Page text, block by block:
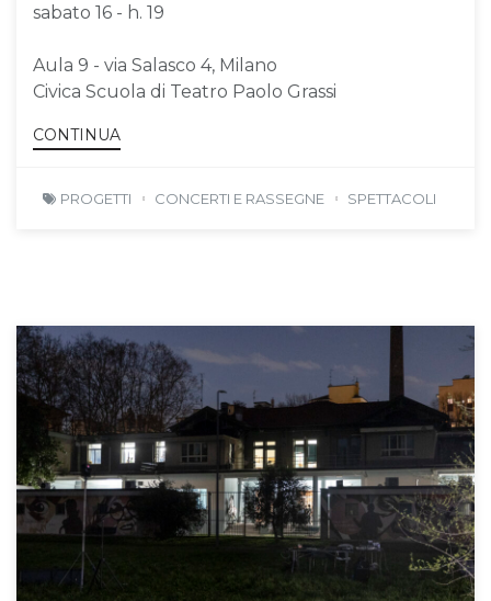
sabato 16 - h. 19
Aula 9 - via Salasco 4, Milano
Civica Scuola di Teatro Paolo Grassi
CONTINUA
PROGETTI CONCERTI E RASSEGNE SPETTACOLI